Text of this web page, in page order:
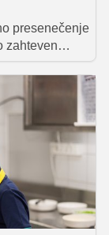
presenečenje
zahteven
tehnična
in s